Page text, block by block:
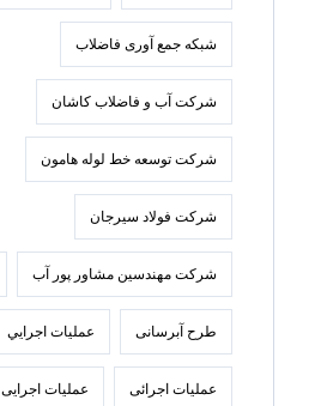
شبکه جمع آوری فاضلاب
شرکت آب و فاضلاب کاشان
شرکت توسعه خط لوله هامون
شرکت فولاد سيرجان
شرکت مهندسین مشاور پور آب
طرح آبرسانی عمليات اجرايي
عملیات اجرائی عملیات اجرایی